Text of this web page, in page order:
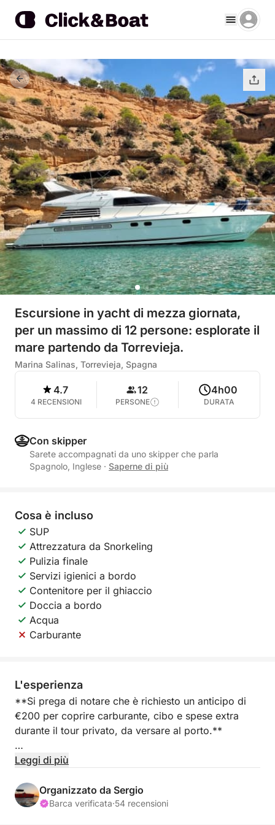
Escursione in yacht di mezza giornata,
per un massimo di 12 persone: esplorate il
mare partendo da Torrevieja.
Marina Salinas, Torrevieja, Spagna
4.7
4 RECENSIONI
12
PERSONE
4h00
DURATA
Con skipper
Sarete accompagnati da uno skipper che parla
Spagnolo, Inglese · Saperne di più
Cosa è incluso
SUP
Attrezzatura da Snorkeling
Pulizia finale
Servizi igienici a bordo
Contenitore per il ghiaccio
Doccia a bordo
Acqua
Carburante
L'esperienza
**Si prega di notare che è richiesto un anticipo di
€200 per coprire carburante, cibo e spese extra
durante il tour privato, da versare al porto.**
Salpate dal porto turistico di Salinas a Torrevieja a
perfetta fuga di mezza giornata. Per quattro ore,
navigherete lungo la pittoresca costa, godendovi la
Leggi di più
Organizzato da Sergio
Barca verificata·54 recensioni